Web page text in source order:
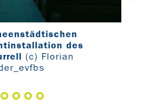
des
(c) Florian